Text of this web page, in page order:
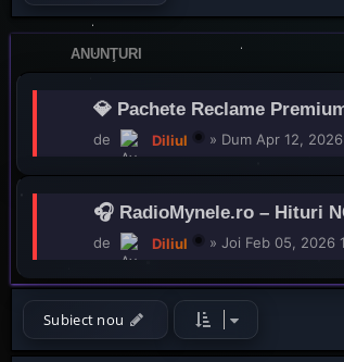
ANUNŢURI
💎 Pachete Reclame
de Diliul » Dum Apr 12,
🎧 RadioMynele.ro – Hituri
de Diliul » Joi Feb 05, 2026
Subiect nou